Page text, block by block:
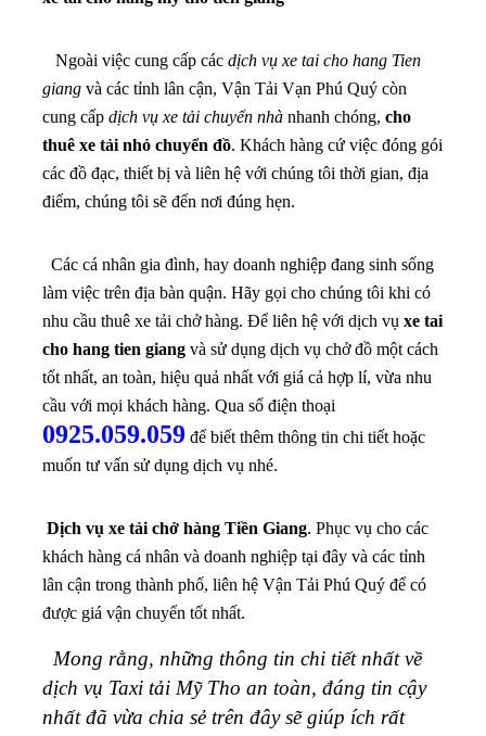
Ngoài việc cung cấp các dịch vụ xe tai cho hang Tien
giang và các tỉnh lân cận, Vận Tải Vạn Phú Quý còn
cung cấp dịch vụ xe tải chuyển nhà nhanh chóng, cho
thuê xe tải nhỏ chuyển đồ. Khách hàng cứ việc đóng gói
các đồ đạc, thiết bị và liên hệ với chúng tôi thời gian, địa
điểm, chúng tôi sẽ đến nơi đúng hẹn.
Các cá nhân gia đình, hay doanh nghiệp đang sinh sống
làm việc trên địa bàn quận. Hãy gọi cho chúng tôi khi có
nhu cầu thuê xe tải chở hàng. Để liên hệ với dịch vụ xe tai
cho hang tien giang và sử dụng dịch vụ chở đồ một cách
tốt nhất, an toàn, hiệu quả nhất với giá cả hợp lí, vừa nhu
cầu với mọi khách hàng. Qua số điện thoại
0925.059.059 để biết thêm thông tin chi tiết hoặc
muốn tư vấn sử dụng dịch vụ nhé.
Dịch vụ xe tải chở hàng Tiền Giang. Phục vụ cho các
khách hàng cá nhân và doanh nghiệp tại đây và các tỉnh
lân cận trong thành phố, liên hệ Vận Tải Phú Quý để có
được giá vận chuyển tốt nhất.
Mong rằng, những thông tin chi tiết nhất về
dịch vụ Taxi tải Mỹ Tho an toàn, đáng tin cậy
nhất đã vừa chia sẻ trên đây sẽ giúp ích rất